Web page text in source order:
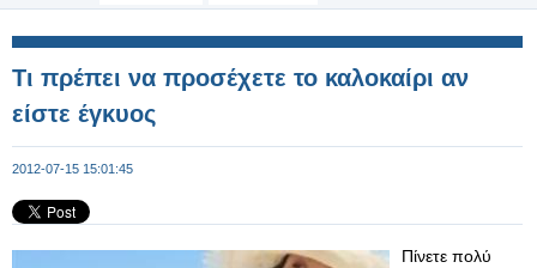
Τι πρέπει να προσέχετε το καλοκαίρι αν
είστε έγκυος
2012-07-15 15:01:45
Πίνετε πολύ